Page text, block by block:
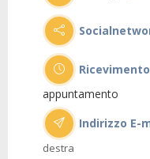
appuntamento
Indirizzo E-
destra